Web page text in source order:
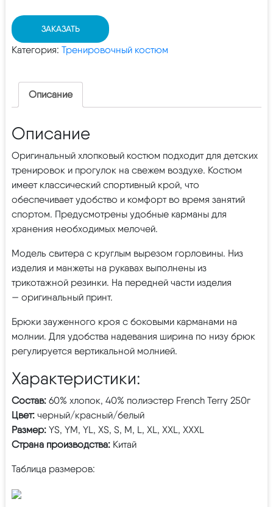
ЗАКАЗАТЬ
Категория: Тренировочный костюм
Описание
Описание
Оригинальный хлопковый костюм подходит для детских
тренировок и прогулок на свежем воздухе. Костюм
имеет классический спортивный крой, что
обеспечивает удобство и комфорт во время занятий
спортом. Предусмотрены удобные карманы для
хранения необходимых мелочей.
Модель свитера с круглым вырезом горловины. Низ
изделия и манжеты на рукавах выполнены из
трикотажной резинки. На передней части изделия
— оригинальный принт.
Брюки зауженного кроя с боковыми карманами на
молнии. Для удобства надевания ширина по низу брюк
регулируется вертикальной молнией.
Характеристики:
Состав: 60% хлопок, 40% полиэстер French Terry 250г
Цвет: черный/красный/белый
Размер: YS, YM, YL, XS, S, M, L, XL, XXL, XXXL
Страна производства: Китай
Таблица размеров: